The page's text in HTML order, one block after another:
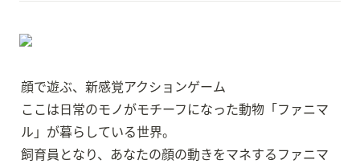
顔で遊ぶ、新感覚アクションゲーム
ここは日常のモノがモチーフになった動物「ファニマ
ル」が暮らしている世界。
飼育員となり、あなたの顔の動きをマネするファニマ